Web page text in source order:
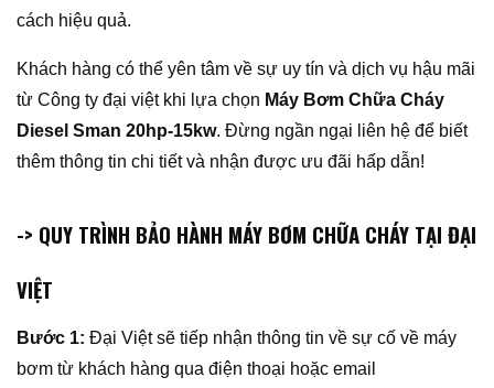
cách hiệu quả.
Khách hàng có thể yên tâm về sự uy tín và dịch vụ hậu mãi
từ Công ty đại việt khi lựa chọn Máy Bơm Chữa Cháy
Diesel Sman 20hp-15kw. Đừng ngần ngại liên hệ để biết
thêm thông tin chi tiết và nhận được ưu đãi hấp dẫn!
-> QUY TRÌNH BẢO HÀNH MÁY BƠM CHỮA CHÁY TẠI ĐẠI
VIỆT
Bước 1: Đại Việt sẽ tiếp nhận thông tin về sự cố về máy
bơm từ khách hàng qua điện thoại hoặc email